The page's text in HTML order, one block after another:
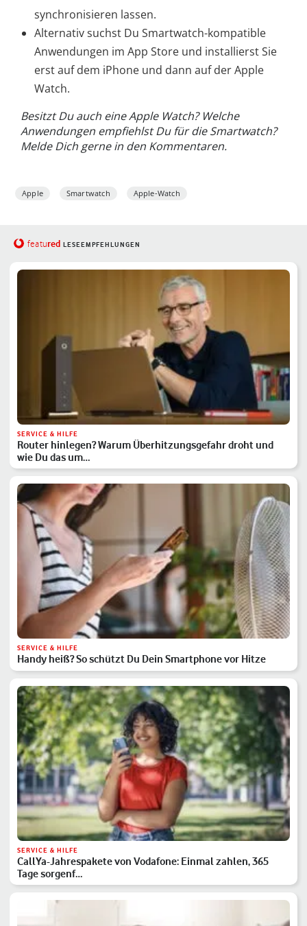
synchronisieren lassen.
Alternativ suchst Du Smartwatch-kompatible
Anwendungen im App Store und installierst Sie
erst auf dem iPhone und dann auf der Apple
Watch.
Besitzt Du auch eine Apple Watch? Welche
Anwendungen empfiehlst Du für die Smartwatch?
Melde Dich gerne in den Kommentaren.
Apple Smartwatch Apple-Watch
featured LESEEMPFEHLUNGEN
SERVICE & HILFE
Router hinlegen? Warum Überhitzungsgefahr droht und
wie Du das um…
SERVICE & HILFE
Handy heiß? So schützt Du Dein Smartphone vor Hitze
SERVICE & HILFE
CallYa-Jahrespakete von Vodafone: Einmal zahlen, 365
Tage sorgenf…